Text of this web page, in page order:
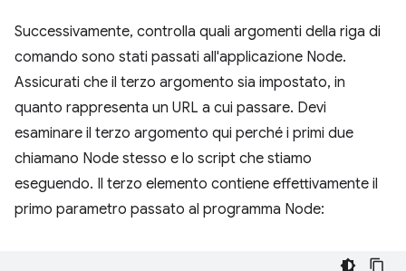
Successivamente, controlla quali argomenti della riga di
comando sono stati passati all'applicazione Node.
Assicurati che il terzo argomento sia impostato, in
quanto rappresenta un URL a cui passare. Devi
esaminare il terzo argomento qui perché i primi due
chiamano Node stesso e lo script che stiamo
eseguendo. Il terzo elemento contiene effettivamente il
primo parametro passato al programma Node: